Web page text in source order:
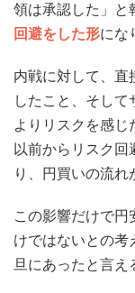
領は承認した」と
回避をした形にな
内戦に対して、直
したこと、そし
よりリスクを感じ
以前からリスク回
り、円買いの流れ
この影響だけで
けではないとの考
旦にあったと言え